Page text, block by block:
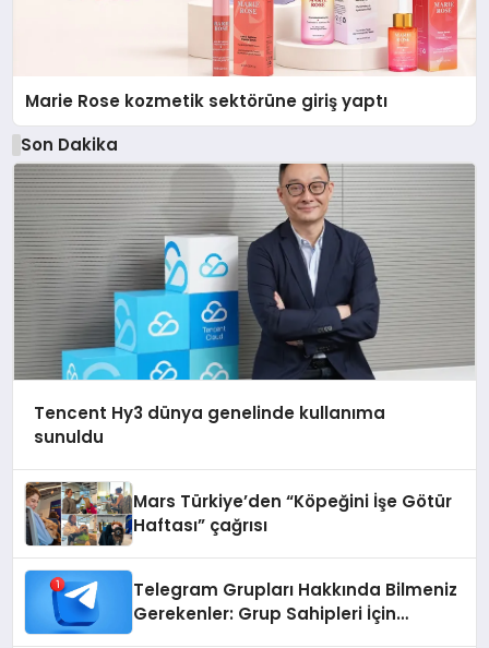
Marie Rose kozmetik sektörüne giriş yaptı
Son Dakika
Tencent Hy3 dünya genelinde kullanıma
sunuldu
Mars Türkiye’den “Köpeğini İşe Götür
Haftası” çağrısı
Telegram Grupları Hakkında Bilmeniz
Gerekenler: Grup Sahipleri İçin